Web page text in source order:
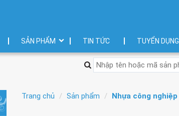
SẢN PHẨM TIN TỨC TUYỂN DỤNG
Trang chủ Sản phẩm Nhựa công nghiệp